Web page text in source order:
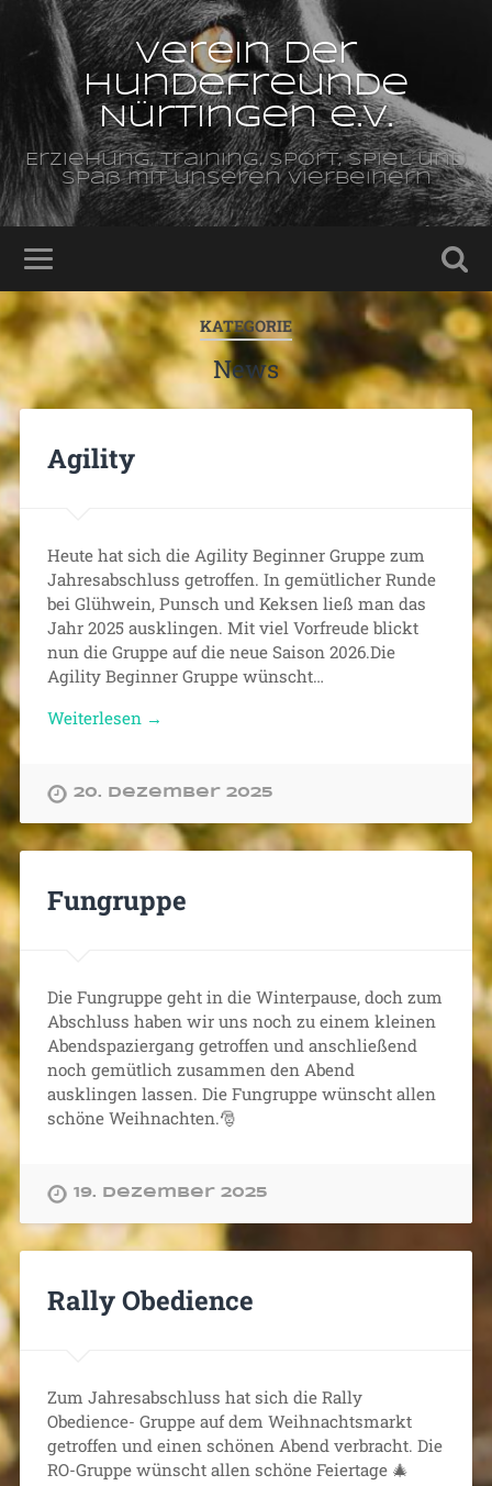
Verein der
Hundefreunde
Nürtingen e.V.
Erziehung, Training, Sport, Spiel und
Spaß mit unseren Vierbeinern
KATEGORIE
News
Agility
Heute hat sich die Agility Beginner Gruppe zum
Jahresabschluss getroffen. In gemütlicher Runde
bei Glühwein, Punsch und Keksen ließ man das
Jahr 2025 ausklingen. Mit viel Vorfreude blickt
nun die Gruppe auf die neue Saison 2026.Die
Agility Beginner Gruppe wünscht…
Weiterlesen →
20. Dezember 2025
Fungruppe
Die Fungruppe geht in die Winterpause, doch zum
Abschluss haben wir uns noch zu einem kleinen
Abendspaziergang getroffen und anschließend
noch gemütlich zusammen den Abend
ausklingen lassen. Die Fungruppe wünscht allen
schöne Weihnachten.🎅
19. Dezember 2025
Rally Obedience
Zum Jahresabschluss hat sich die Rally
Obedience- Gruppe auf dem Weihnachtsmarkt
getroffen und einen schönen Abend verbracht. Die
RO-Gruppe wünscht allen schöne Feiertage 🎄